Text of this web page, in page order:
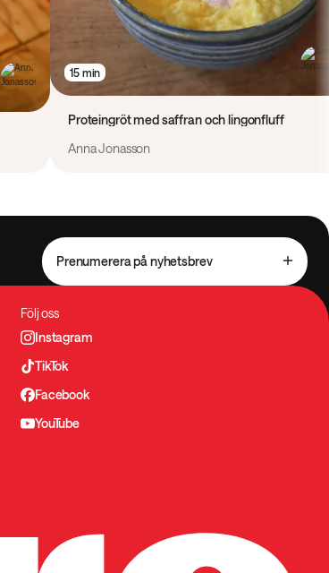
15 min
Proteingröt med saffran och lingonfluff
Anna Jonasson
Prenumerera på nyhetsbrev
Följ oss
Instagram
TikTok
Facebook
YouTube